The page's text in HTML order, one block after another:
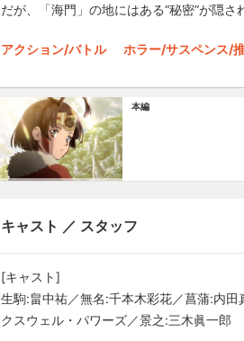
だが、「海門」の地にはある“秘密”が隠さ
アクション/バトル ホラー/サスペンス/
本編
キャスト ／ スタッフ
[キャスト]
生駒:畠中祐／無名:千本木彩花／菖蒲:内
クスウェル・パワーズ／景之:三木眞一郎